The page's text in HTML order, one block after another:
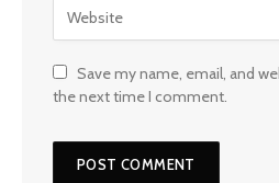
Save my name, email, and
the next time I comment.